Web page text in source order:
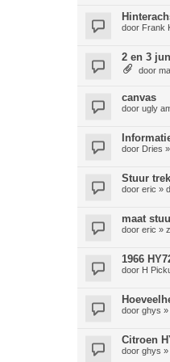
door Frank
2 en 3
door
canvas
door ugly
door Dries »
Stuur
door eric »
maat
door eric »
1966
door H
door ghys »
Citroen
door ghys »